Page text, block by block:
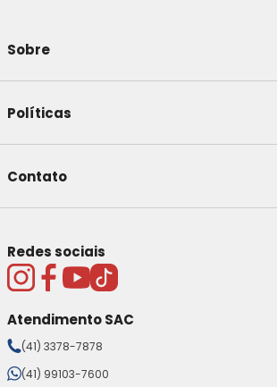
Sobre
Políticas
Contato
Redes sociais
Atendimento SAC
(41) 3378-7878
(41) 99103-7600